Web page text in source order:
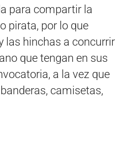
para compartir la
pirata, por lo que
las hinchas a concurrir
que tengan en sus
a la vez que
camisetas,